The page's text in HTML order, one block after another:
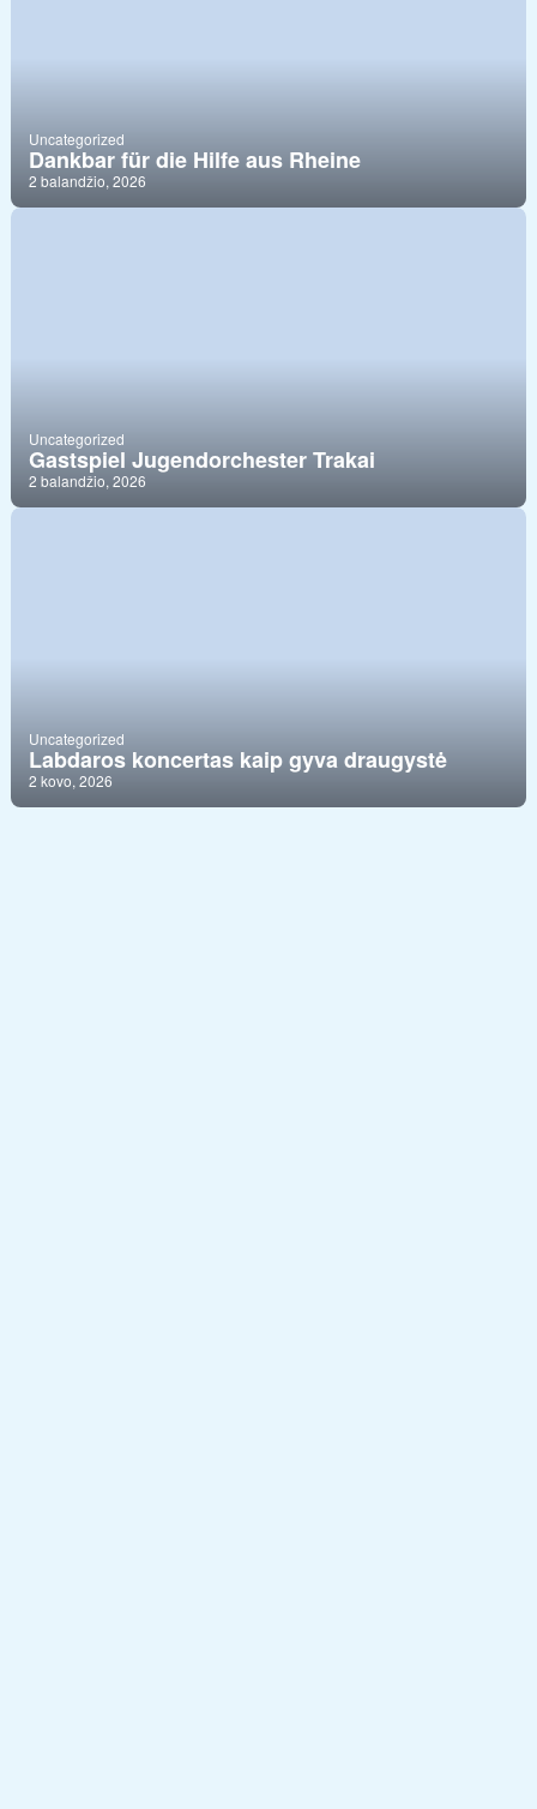
Uncategorized
Dankbar für die Hilfe aus Rheine
2 balandžio, 2026
Uncategorized
Gastspiel Jugendorchester Trakai
2 balandžio, 2026
Uncategorized
Labdaros koncertas kaip gyva draugystė
2 kovo, 2026